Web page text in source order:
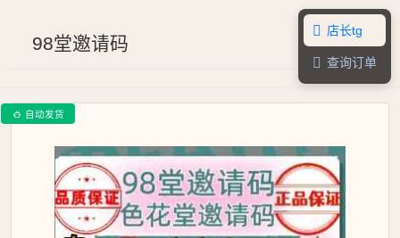
98堂邀请码
 店长tg
 查询订单
 自动发货